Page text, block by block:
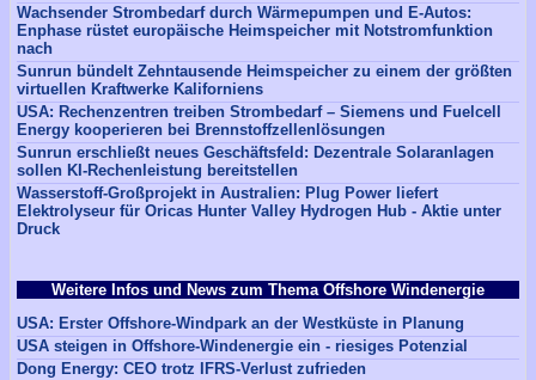
Weitere Infos und News zum Thema Offshore Windenergie
USA: Erster Offshore-Windpark an der Westküste in Planung
USA steigen in Offshore-Windenergie ein - riesiges Potenzial
Dong Energy: CEO trotz IFRS-Verlust zufrieden
Wachsender Strombedarf durch Wärmepumpen und E-Autos:
Enphase rüstet europäische Heimspeicher mit Notstromfunktion
nach
Sunrun bündelt Zehntausende Heimspeicher zu einem der größten
virtuellen Kraftwerke Kaliforniens
USA: Rechenzentren treiben Strombedarf – Siemens und Fuelcell
Energy kooperieren bei Brennstoffzellenlösungen
Sunrun erschließt neues Geschäftsfeld: Dezentrale Solaranlagen
sollen KI-Rechenleistung bereitstellen
Wasserstoff-Großprojekt in Australien: Plug Power liefert
Elektrolyseur für Oricas Hunter Valley Hydrogen Hub - Aktie unter
Druck